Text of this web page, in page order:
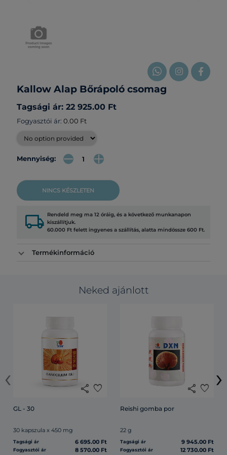
Kallow Alap Bőrápoló csomag
Tagsági ár: 22 925.00 Ft
Fogyasztói ár: 0.00 Ft
Mennyiség:
NINCS KÉSZLETEN
local_shipping Rendeld meg ma 12 óráig, és a következő munkanapon
kiszállítjuk.
60.000 Ft felett ingyenes a szállítás, alatta mindössze 600 Ft.
Termékinformáció
Neked ajánlott
share favorite
GL - 30
30 kapszula x 450 mg
Tagsági ár 6 695.00 Ft
Fogyasztói ár 8 570.00 Ft
share favorite
Reishi gomba por
22 g
Tagsági ár 9 945.00 Ft
Fogyasztói ár 12 730.00 Ft
‹ ›